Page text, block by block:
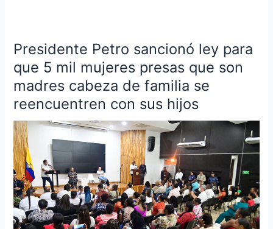
Presidente Petro sancionó ley para
que 5 mil mujeres presas que son
madres cabeza de familia se
reencuentren con sus hijos
Presidente
sancionó
ley
para
que
5
mil
mujeres
presas
que
son
madres